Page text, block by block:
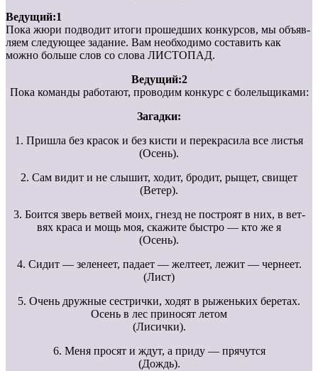
Ведущий:1
Пока жюри подводит итоги прошедших конкурсов, мы объяв-
ляем следующее задание. Вам необходимо составить как
можно больше слов со слова ЛИСТОПАД.
Ведущий:2
Пока команды работают, проводим конкурс с болельщиками:
Загадки:
1. Пришла без красок и без кисти и перекрасила все листья
(Осень).
2. Сам видит и не слышит, ходит, бродит, рыщет, свищет
(Ветер).
3. Боится зверь ветвей моих, гнезд не построят в них, в вет-
вях краса и мощь моя, скажите быстро — кто же я
(Осень).
4. Сидит — зеленеет, падает — желтеет, лежит — чернеет.
(Лист)
5. Очень дружные сестрички, ходят в рыженьких беретах.
Осень в лес приносят летом
(Лисички).
6. Меня просят и ждут, а приду — прячутся
(Дождь).